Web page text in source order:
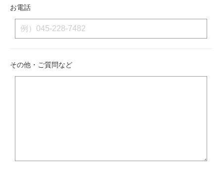
お電話
その他・ご質問など